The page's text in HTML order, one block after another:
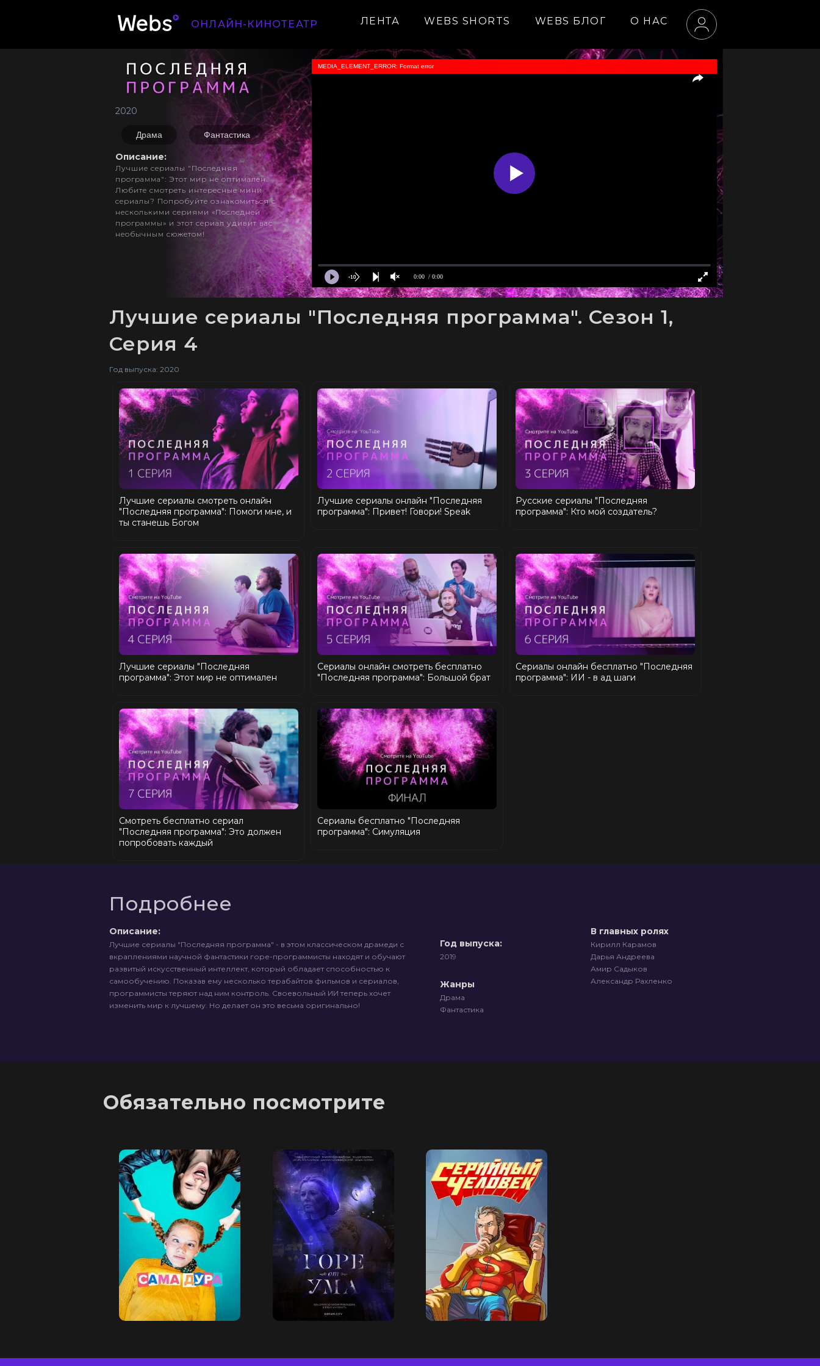
ОНЛАЙН-КИНОТЕАТР ЛЕНТА WEBS SHORTS WEBS БЛОГ О НАС
2020
Драма Фантастика
0:00 / 0:00
MEDIA_ELEMENT_ERROR: Format error
Описание:
Лучшие сериалы "Последняя
программа": Этот мир не оптимален.
Любите смотреть интересные мини
сериалы? Попробуйте ознакомиться с
несколькими сериями «Последней
программы» и этот сериал удивит вас
необычным сюжетом!
Лучшие сериалы "Последняя программа". Сезон 1,
Серия 4
Год выпуска: 2020
Лучшие сериалы смотреть онлайн
"Последняя программа": Помоги мне, и
ты станешь Богом
Лучшие сериалы онлайн "Последняя
программа": Привет! Говори! Speak
Русские сериалы "Последняя
программа": Кто мой создатель?
Лучшие сериалы "Последняя
программа": Этот мир не оптимален
Сериалы онлайн смотреть бесплатно
"Последняя программа": Большой брат
Сериалы онлайн бесплатно "Последняя
программа": ИИ - в ад шаги
Смотреть бесплатно сериал
"Последняя программа": Это должен
попробовать каждый
Сериалы бесплатно "Последняя
программа": Симуляция
Подробнее
Описание:
Лучшие сериалы "Последняя программа" - в этом классическом драмеди с
вкраплениями научной фантастики горе-программисты находят и обучают
развитый искусственный интеллект, который обладает способностью к
самообучению. Показав ему несколько терабайтов фильмов и сериалов,
программисты теряют над ним контроль. Своевольный ИИ теперь хочет
изменить мир к лучшему. Но делает он это весьма оригинально!
Год выпуска:
2019
Жанры
Драма
Фантастика
В главных ролях
Кирилл Карамов
Дарья Андреева
Амир Садыков
Александр Рахленко
Обязательно посмотрите